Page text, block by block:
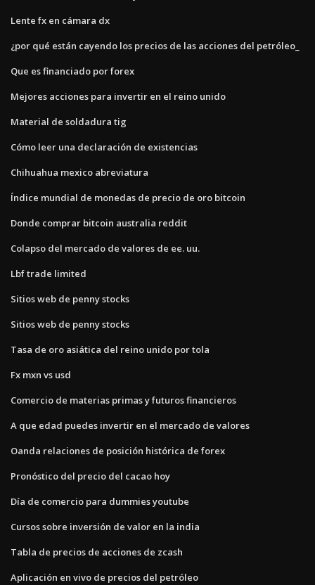
Lente fx en cámara dx
¿por qué están cayendo los precios de las acciones del petróleo_
Que es financiado por forex
Mejores acciones para invertir en el reino unido
Material de soldadura tig
Cómo leer una declaración de existencias
Chihuahua mexico abreviatura
Índice mundial de monedas de precio de oro bitcoin
Donde comprar bitcoin australia reddit
Colapso del mercado de valores de ee. uu.
Lbf trade limited
Sitios web de penny stocks
Sitios web de penny stocks
Tasa de oro asiática del reino unido por tola
Fx mxn vs usd
Comercio de materias primas y futuros financieros
A que edad puedes invertir en el mercado de valores
Oanda relaciones de posición histórica de forex
Pronóstico del precio del cacao hoy
Día de comercio para dummies youtube
Cursos sobre inversión de valor en la india
Tabla de precios de acciones de zcash
Aplicación en vivo de precios del petróleo